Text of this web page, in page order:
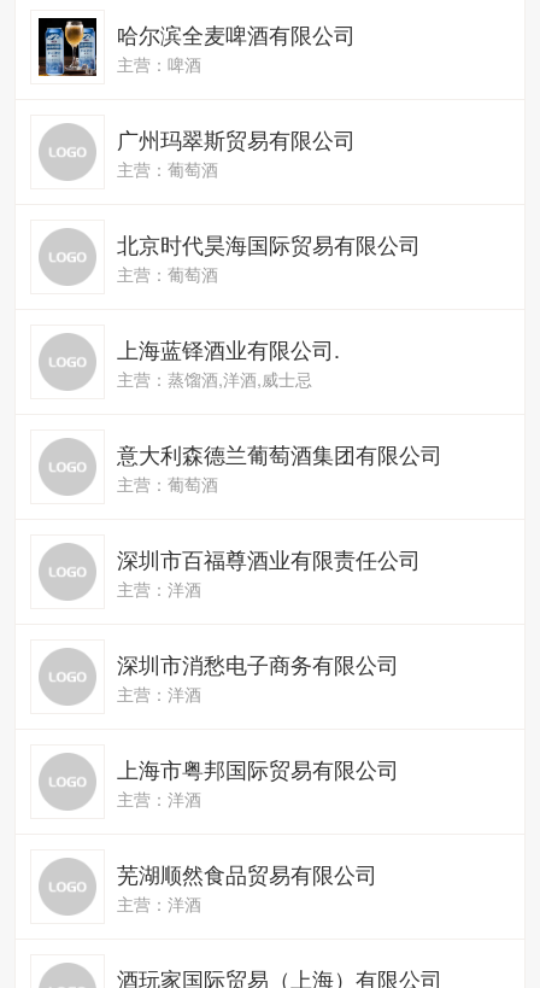
哈尔滨全麦啤酒有限公司
主营：啤酒
广州玛翠斯贸易有限公司
主营：葡萄酒
北京时代昊海国际贸易有限公司
主营：葡萄酒
上海蓝铎酒业有限公司.
主营：蒸馏酒,洋酒,威士忌
意大利森德兰葡萄酒集团有限公司
主营：葡萄酒
深圳市百福尊酒业有限责任公司
主营：洋酒
深圳市消愁电子商务有限公司
主营：洋酒
上海市粤邦国际贸易有限公司
主营：洋酒
芜湖顺然食品贸易有限公司
主营：洋酒
酒玩家国际贸易（上海）有限公司